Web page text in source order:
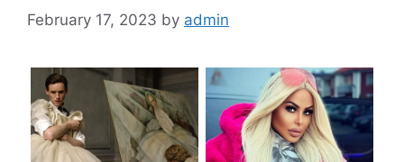
February 17, 2023 by admin